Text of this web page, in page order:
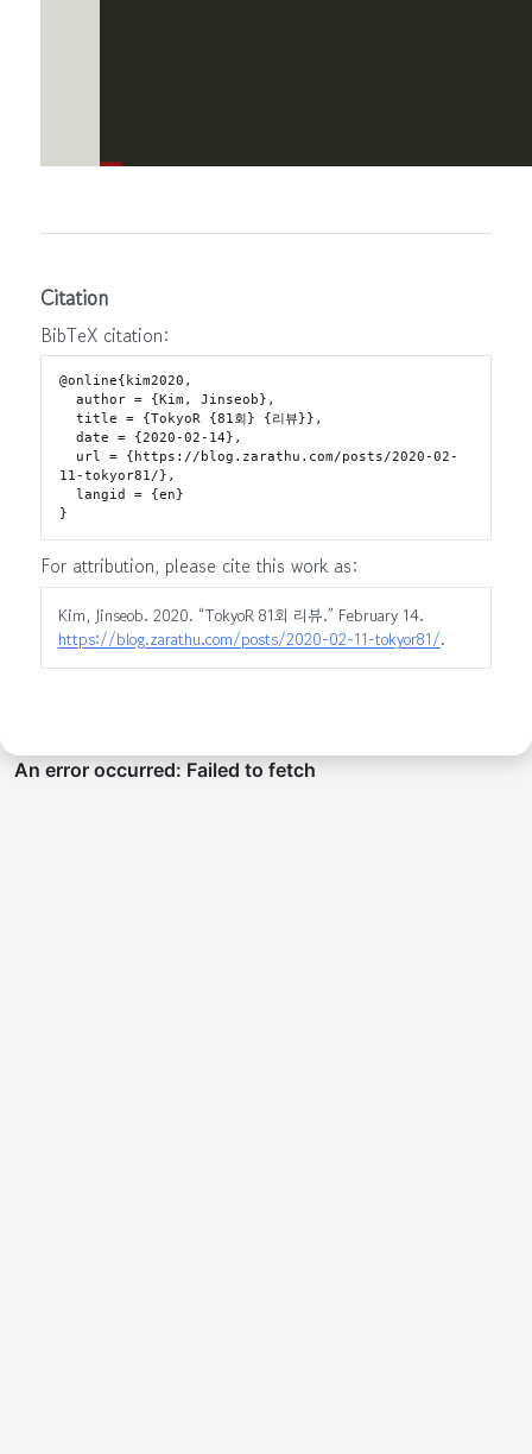
Citation
BibTeX citation:
@online{kim2020,
11-tokyor81/},
For attribution, please cite this work as:
Kim, Jinseob. 2020. “TokyoR 81회 리뷰.” February 14.
https://blog.zarathu.com/posts/2020-02-11-tokyor81/.